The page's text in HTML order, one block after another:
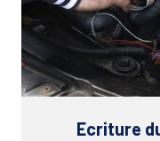
Ecriture